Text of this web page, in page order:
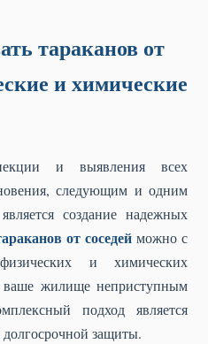
тараканов от
и химические
и выявления всех
следующим и одним
создание надежных
от соседей можно с
и химических
ваше жилище неприступным
подход является
защиты.